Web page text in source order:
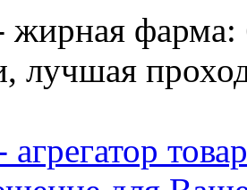
жирная фарма:
лучшая
агрегатор